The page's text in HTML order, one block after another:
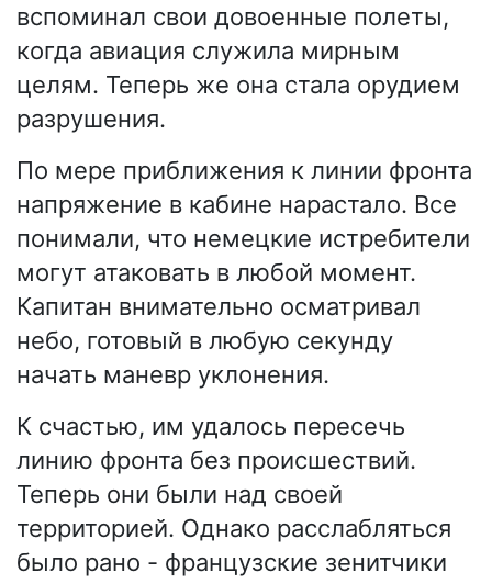
вспоминал свои довоенные полеты,
когда авиация служила мирным
целям. Теперь же она стала орудием
разрушения.
По мере приближения к линии фронта
напряжение в кабине нарастало. Все
понимали, что немецкие истребители
могут атаковать в любой момент.
Капитан внимательно осматривал
небо, готовый в любую секунду
начать маневр уклонения.
К счастью, им удалось пересечь
линию фронта без происшествий.
Теперь они были над своей
территорией. Однако расслабляться
было рано - французские зенитчики